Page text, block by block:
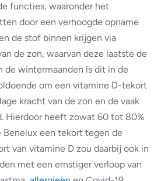
functies, waaronder het
door een verhoogde opname
de stof binnen krijgen via
de zon, waarvan deze laatste de
de wintermaanden is dit in de
om een vitamine D-tekort
kracht van de zon en de vaak
Hierdoor heeft zowat 60 tot 80%
Benelux een tekort tegen de
van vitamine D zou daarbij ook in
met een ernstiger verloop van